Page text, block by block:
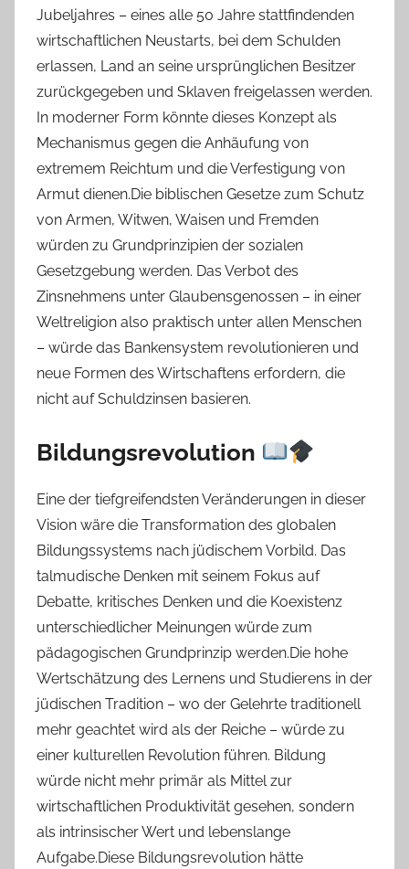
Jubeljahres – eines alle 50 Jahre stattfindenden
wirtschaftlichen Neustarts, bei dem Schulden
erlassen, Land an seine ursprünglichen Besitzer
zurückgegeben und Sklaven freigelassen werden.
In moderner Form könnte dieses Konzept als
Mechanismus gegen die Anhäufung von
extremem Reichtum und die Verfestigung von
Armut dienen.Die biblischen Gesetze zum Schutz
von Armen, Witwen, Waisen und Fremden
würden zu Grundprinzipien der sozialen
Gesetzgebung werden. Das Verbot des
Zinsnehmens unter Glaubensgenossen – in einer
Weltreligion also praktisch unter allen Menschen
– würde das Bankensystem revolutionieren und
neue Formen des Wirtschaftens erfordern, die
nicht auf Schuldzinsen basieren.
Bildungsrevolution
Eine der tiefgreifendsten Veränderungen in dieser
Vision wäre die Transformation des globalen
Bildungssystems nach jüdischem Vorbild. Das
talmudische Denken mit seinem Fokus auf
Debatte, kritisches Denken und die Koexistenz
unterschiedlicher Meinungen würde zum
pädagogischen Grundprinzip werden.Die hohe
Wertschätzung des Lernens und Studierens in der
jüdischen Tradition – wo der Gelehrte traditionell
mehr geachtet wird als der Reiche – würde zu
einer kulturellen Revolution führen. Bildung
würde nicht mehr primär als Mittel zur
wirtschaftlichen Produktivität gesehen, sondern
als intrinsischer Wert und lebenslange
Aufgabe.Diese Bildungsrevolution hätte